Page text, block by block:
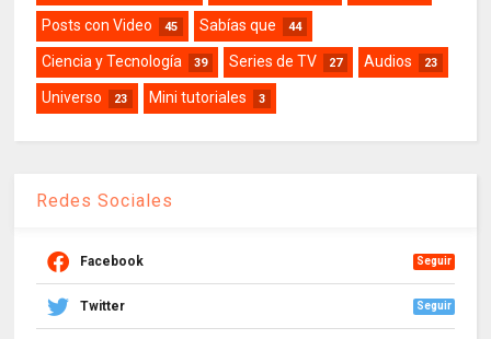
Posts con Video 45 Sabías que 44
Ciencia y Tecnología 39 Series de TV 27 Audios 23
Universo 23 Mini tutoriales 3
Redes Sociales
Facebook Seguir
Twitter Seguir